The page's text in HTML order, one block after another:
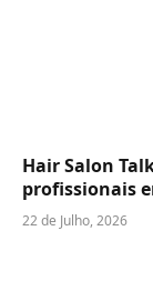
Hair Salon
profissionais
22 de Julho, 2026